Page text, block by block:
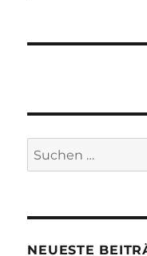
Suchen
nach:
NEUESTE